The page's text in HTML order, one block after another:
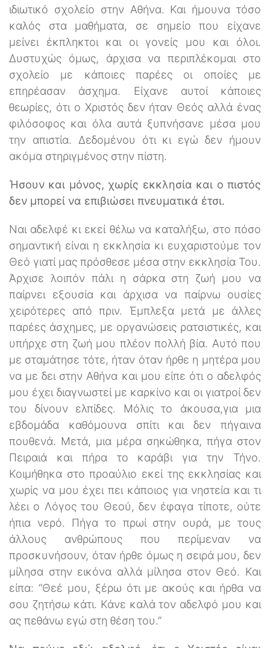
ιδιωτικό σχολείο στην Αθήνα. Και ήμουνα τόσο
καλός στα μαθήματα, σε σημείο που είχανε
μείνει έκπληκτοι και οι γονείς μου και όλοι.
Δυστυχώς όμως, άρχισα να περιπλέκομαι στο
σχολείο με κάποιες παρέες οι οποίες με
επηρέασαν άσχημα. Είχανε αυτοί κάποιες
θεωρίες, ότι ο Χριστός δεν ήταν Θεός αλλά ένας
φιλόσοφος και όλα αυτά ξυπνήσανε μέσα μου
την απιστία. Δεδομένου ότι κι εγώ δεν ήμουν
ακόμα στηριγμένος στην πίστη.
Ήσουν και μόνος, χωρίς εκκλησία και ο πιστός
δεν μπορεί να επιβιώσει πνευματικά έτσι.
Ναι αδελφέ κι εκεί θέλω να καταλήξω, στο πόσο
σημαντική είναι η εκκλησία κι ευχαριστούμε τον
Θεό γιατί μας πρόσθεσε μέσα στην εκκλησία Του.
Άρχισε λοιπόν πάλι η σάρκα στη ζωή μου να
παίρνει εξουσία και άρχισα να παίρνω ουσίες
χειρότερες από πριν. Έμπλεξα μετά με άλλες
παρέες άσχημες, με οργανώσεις ρατσιστικές, και
υπήρχε στη ζωή μου πλέον πολλή βία. Αυτό που
με σταμάτησε τότε, ήταν όταν ήρθε η μητέρα μου
να με δει στην Αθήνα και μου είπε ότι ο αδελφός
μου έχει διαγνωστεί με καρκίνο και οι γιατροί δεν
του δίνουν ελπίδες. Μόλις το άκουσα,για μια
εβδομάδα καθόμουνα σπίτι και δεν πήγαινα
πουθενά. Μετά, μια μέρα σηκώθηκα, πήγα στον
Πειραιά και πήρα το καράβι για την Τήνο.
Κοιμήθηκα στο προαύλιο εκεί της εκκλησίας και
χωρίς να μου έχει πει κάποιος για νηστεία και τι
λέει ο Λόγος του Θεού, δεν έφαγα τίποτε, ούτε
ήπια νερό. Πήγα το πρωί στην ουρά, με τους
άλλους ανθρώπους που περίμεναν να
προσκυνήσουν, όταν ήρθε όμως η σειρά μου, δεν
μίλησα στην εικόνα αλλά μίλησα στον Θεό. Και
είπα: “Θεέ μου, ξέρω ότι με ακούς και ήρθα να
σου ζητήσω κάτι. Κάνε καλά τον αδελφό μου και
ας πεθάνω εγώ στη θέση του.”